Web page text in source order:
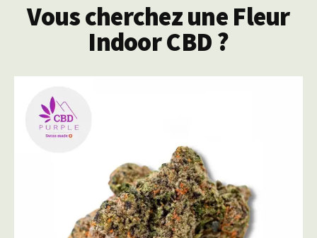
Vous cherchez une Fleur
Indoor CBD ?